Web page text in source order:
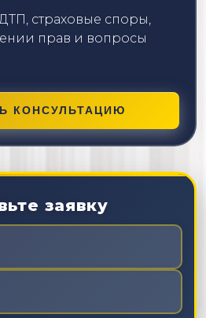
страховые споры,
прав и вопросы
КОНСУЛЬТАЦИЮ
заявку